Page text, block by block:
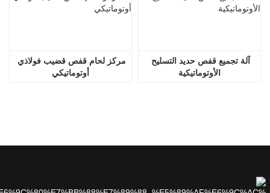
أوتوماتيكي
الأوتوماتيكية